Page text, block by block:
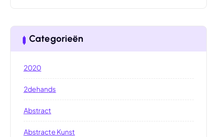
Categorieën
2020
2dehands
Abstract
Abstracte Kunst